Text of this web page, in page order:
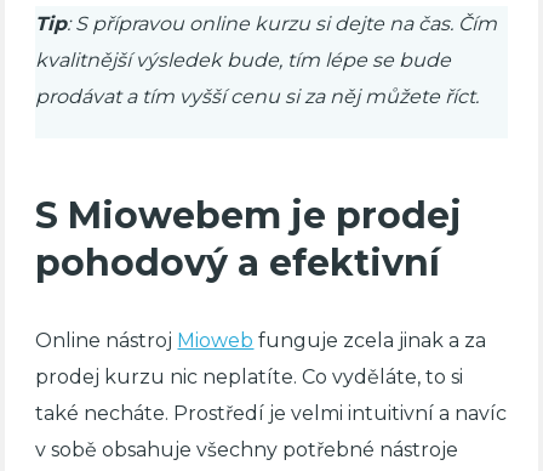
Tip: S přípravou online kurzu si dejte na čas. Čím
kvalitnější výsledek bude, tím lépe se bude
prodávat a tím vyšší cenu si za něj můžete říct.
S Miowebem je prodej
pohodový a efektivní
Online nástroj Mioweb funguje zcela jinak a za
prodej kurzu nic neplatíte. Co vyděláte, to si
také necháte. Prostředí je velmi intuitivní a navíc
v sobě obsahuje všechny potřebné nástroje